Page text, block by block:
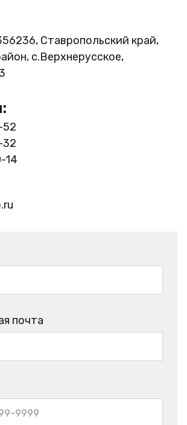
Ставропольский край,
с.Верхнерусское,
52
32
14
почта